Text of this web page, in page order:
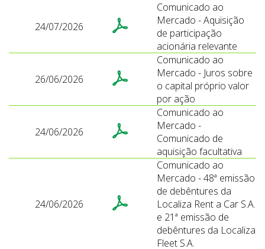
24/07/2026
Comunicado ao
Mercado - Aquisição
de participação
acionária relevante
26/06/2026
Comunicado ao
Mercado - Juros sobre
o capital próprio valor
por ação
24/06/2026
Comunicado ao
Mercado -
Comunicado de
aquisição facultativa
24/06/2026
Comunicado ao
Mercado - 48ª emissão
de debêntures da
Localiza Rent a Car S.A.
e 21ª emissão de
debêntures da Localiza
Fleet S.A.